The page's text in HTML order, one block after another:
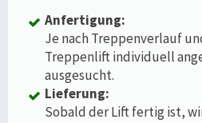
Anfertigung:
Je nach Treppenverlauf
Treppenlift individuell
ausgesucht.
Lieferung:
Sobald der Lift fertig ist,